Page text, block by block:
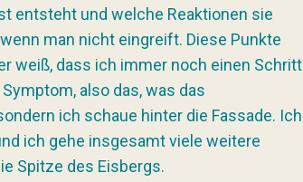
entsteht und welche Reaktionen sie
man nicht eingreift. Diese Punkte
weiß, dass ich immer noch einen Schritt
also das, was das
ich schaue hinter die Fassade. Ich
ich gehe insgesamt viele weitere
Spitze des Eisbergs.